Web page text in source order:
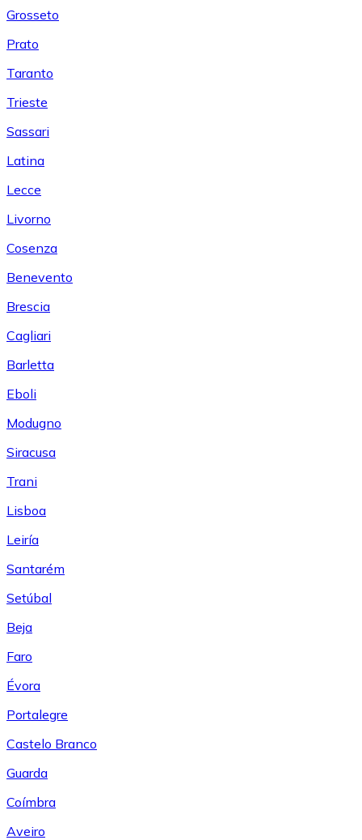
Grosseto
Prato
Taranto
Trieste
Sassari
Latina
Lecce
Livorno
Cosenza
Benevento
Brescia
Cagliari
Barletta
Eboli
Modugno
Siracusa
Trani
Lisboa
Leiría
Santarém
Setúbal
Beja
Faro
Évora
Portalegre
Castelo Branco
Guarda
Coímbra
Aveiro